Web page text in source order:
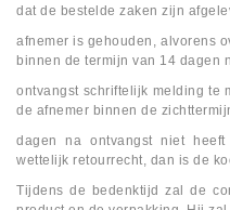
dat de bestelde zaken zijn
afnemer is gehouden, alvorens
binnen de termijn van 14 dagen
ontvangst schriftelijk melding te
de afnemer binnen de
dagen na ontvangst niet
wettelijk retourrecht, dan is de
Tijdens de bedenktijd zal de